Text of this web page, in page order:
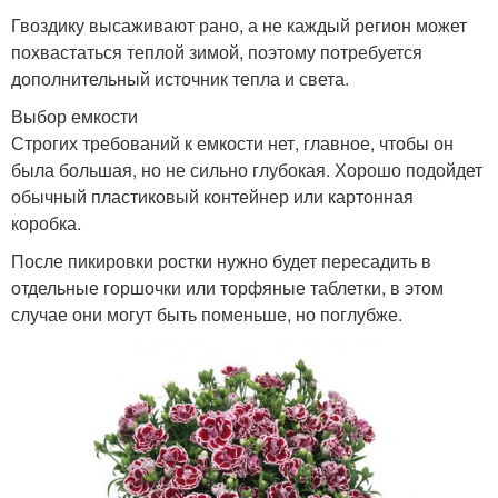
Гвоздику высаживают рано, а не каждый регион может
похвастаться теплой зимой, поэтому потребуется
дополнительный источник тепла и света.
Выбор емкости
Строгих требований к емкости нет, главное, чтобы он
была большая, но не сильно глубокая. Хорошо подойдет
обычный пластиковый контейнер или картонная
коробка.
После пикировки ростки нужно будет пересадить в
отдельные горшочки или торфяные таблетки, в этом
случае они могут быть поменьше, но поглубже.